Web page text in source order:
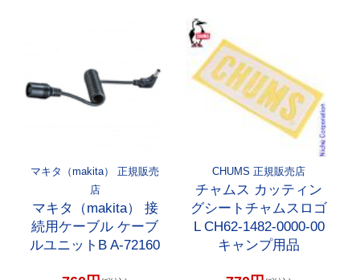
マキタ（makita） 正規販売
店
マキタ（makita） 接
続用ケーブル ケーブ
ルユニットB A-72160
CHUMS 正規販売店
チャムス カッティン
グシートチャムスロゴ
L CH62-1482-0000-00
キャンプ用品